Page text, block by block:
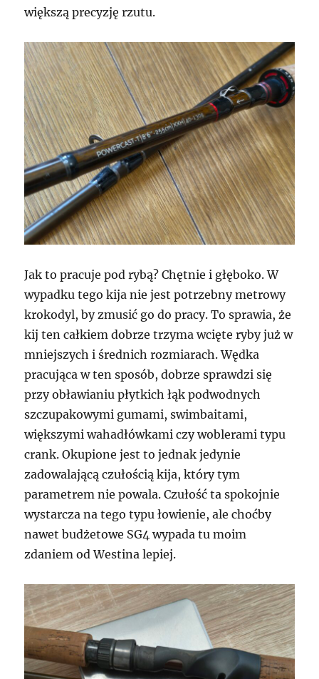
większą precyzję rzutu.
Jak to pracuje pod rybą? Chętnie i głęboko. W
wypadku tego kija nie jest potrzebny metrowy
krokodyl, by zmusić go do pracy. To sprawia, że
kij ten całkiem dobrze trzyma wcięte ryby już w
mniejszych i średnich rozmiarach. Wędka
pracująca w ten sposób, dobrze sprawdzi się
przy obławianiu płytkich łąk podwodnych
szczupakowymi gumami, swimbaitami,
większymi wahadłówkami czy woblerami typu
crank. Okupione jest to jednak jedynie
zadowalającą czułością kija, który tym
parametrem nie powala. Czułość ta spokojnie
wystarcza na tego typu łowienie, ale choćby
nawet budżetowe SG4 wypada tu moim
zdaniem od Westina lepiej.